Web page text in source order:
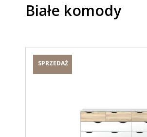
Białe komody
SPRZEDAŻ